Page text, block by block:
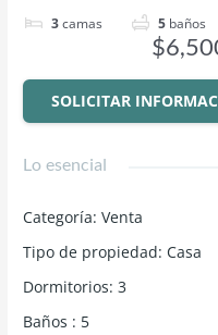
3camas 5 baños
SOLICITAR
Lo esencial
Categoría: Venta
Tipo de propiedad: Casa
Dormitorios: 3
Baños : 5